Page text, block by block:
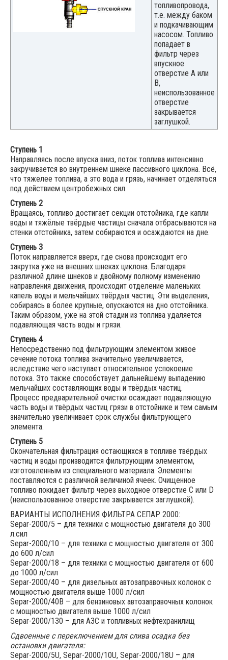
топливопровода,
т.е. между баком
и подкачивающим
насосом. Топливо
попадает в
фильтр через
впускное
отверстие А или
В,
неиспользованное
отверстие
закрывается
заглушкой.
Ступень 1
Направляясь после впуска вниз, поток топлива интенсивно
закручивается во внутреннем шнеке пассивного циклона. Всё,
что тяжелее топлива, а это вода и грязь, начинает отделяться
под действием центробежных сил.
Ступень 2
Вращаясь, топливо достигает секции отстойника, где капли
воды и тяжёлые твёрдые частицы сначала отбрасываются на
стенки отстойника, затем собираются и осаждаются на дне.
Ступень 3
Поток направляется вверх, где снова происходит его
закрутка уже на внешних шнеках циклона. Благодаря
различной длине шнеков и двойному полному изменению
направления движения, происходит отделение маленьких
капель воды и мельчайших твёрдых частиц. Эти выделения,
собираясь в более крупные, опускаются на дно отстойника.
Таким образом, уже на этой стадии из топлива удаляется
подавляющая часть воды и грязи.
Ступень 4
Непосредственно под фильтрующим элементом живое
сечение потока топлива значительно увеличивается,
вследствие чего наступает относительное успокоение
потока. Это также способствует дальнейшему выпадению
мельчайших составляющих воды и твёрдых частиц.
Процесс предварительной очистки осаждает подавляющую
часть воды и твёрдых частиц грязи в отстойнике и тем самым
значительно увеличивает срок службы фильтрующего
элемента.
Ступень 5
Окончательная фильтрация остающихся в топливе твёрдых
частиц и воды производится фильтрующим элементом,
изготовленным из специального материала. Элементы
поставляются с различной величиной ячеек. Очищенное
топливо покидает фильтр через выходное отверстие С или D
(неиспользованное отверстие закрывается заглушкой).
ВАРИАНТЫ ИСПОЛНЕНИЯ ФИЛЬТРА СЕПАР 2000:
Separ-2000/5 – для техники с мощностью двигателя до 300
л.сил
Separ-2000/10 – для техники с мощностью двигателя от 300
до 600 л/сил
Separ-2000/18 – для техники с мощностью двигателя от 600
до 1000 л/сил
Separ-2000/40 – для дизельных автозаправочных колонок с
мощностью двигателя выше 1000 л/сил
Separ-2000/40B – для бензиновых автозаправочных колонок
с мощностью двигателя выше 1000 л/сил
Separ-2000/130 – для АЗС и топливных нефтехранилищ
Сдвоенные с переключением для слива осадка без
остановки двигателя:
Separ-2000/5U, Separ-2000/10U, Separ-2000/18U – для